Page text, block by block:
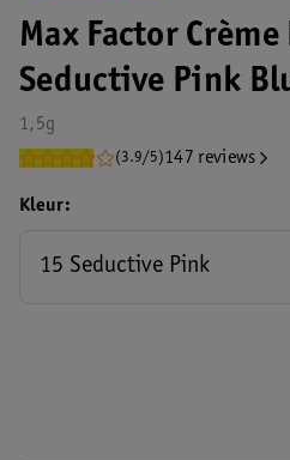
Max Factor
Seductive Pink
1,5g
(3.9/5)147 reviews
Kleur
15 Seductive Pink